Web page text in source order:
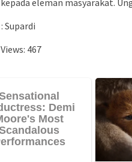
kepada eleman masyarakat.
Supardi
467